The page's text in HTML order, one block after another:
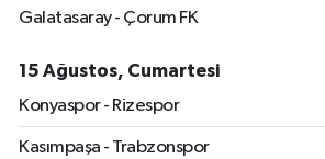
Galatasaray - Çorum FK
15 Ağustos, Cumartesi
Konyaspor - Rizespor
Kasımpaşa - Trabzonspor